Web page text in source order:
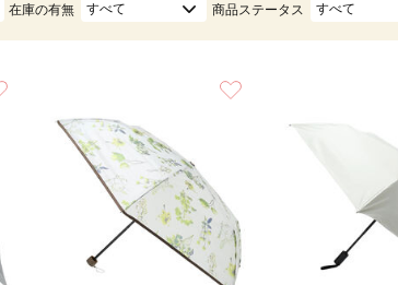
在庫の有無 すべて 商品ステータス すべて